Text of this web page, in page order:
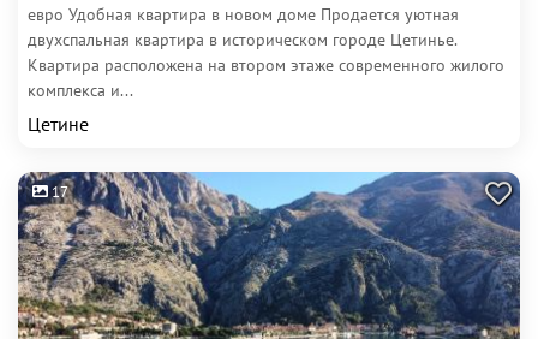
евро Удобная квартира в новом доме Продается уютная
двухспальная квартира в историческом городе Цетинье.
Квартира расположена на втором этаже современного жилого
комплекса и...
Цетине
17